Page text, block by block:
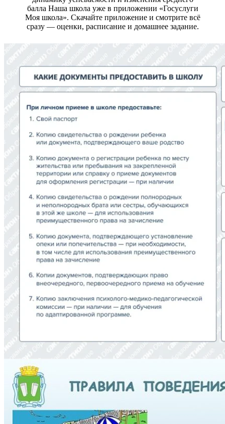
балла Наша школа уже в приложении «Госуслуги
Моя школа». Скачайте приложение и смотрите всё
сразу — оценки, расписание и домашнее задание.